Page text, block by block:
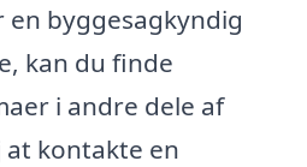
en byggesagkyndig
kan du finde
i andre dele af
at kontakte en